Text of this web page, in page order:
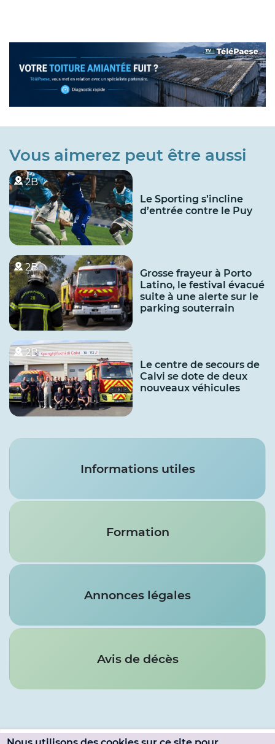
Vous aimerez peut être aussi
2B
Le Sporting s’incline
d’entrée contre le Puy
2B
Grosse frayeur à Porto
Latino, le festival évacué
suite à une alerte sur le
parking souterrain
2B
Le centre de secours de
Calvi se dote de deux
nouveaux véhicules
Services
Informations utiles
Formation
Annonces légales
Avis de décès